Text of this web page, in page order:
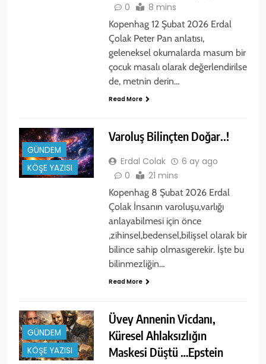
0
8 mins
Kopenhag 12 Şubat 2026 Erdal
Çolak Peter Pan anlatısı,
geleneksel okumalarda masum bir
çocuk masalı olarak değerlendirilse
de, metnin derin…
Read More
GÜNDEM
KÖŞE YAZISI
Varoluş Bilinçten Doğar..!
Erdal Colak
6 ay ago
0
21 mins
Kopenhag 8 Şubat 2026 Erdal
Çolak İnsanın varoluşu,varlığı
anlayabilmesi için önce
,zihinsel,bedensel,bilişsel olarak bir
bilince sahip olmasıgerekir. İşte bu
bilinmezliğin…
Read More
GÜNDEM
KÖŞE YAZISI
Üvey Annenin Vicdanı,
Küresel Ahlaksızlığın
Maskesi Düştü …Epstein